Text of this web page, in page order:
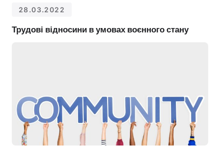
28.03.2022
Трудові відносини в умовах воєнного стану